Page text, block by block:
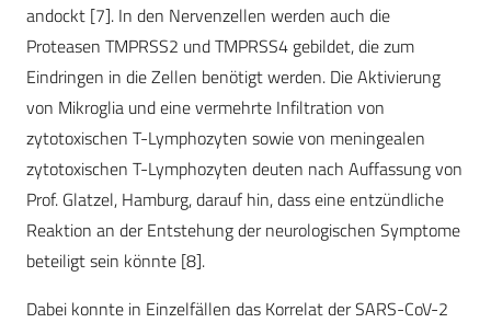
andockt [7]. In den Nervenzellen werden auch die
Proteasen TMPRSS2 und TMPRSS4 gebildet, die zum
Eindringen in die Zellen benötigt werden. Die Aktivierung
von Mikroglia und eine vermehrte Infiltration von
zytotoxischen T-Lymphozyten sowie von meningealen
zytotoxischen T-Lymphozyten deuten nach Auffassung von
Prof. Glatzel, Hamburg, darauf hin, dass eine entzündliche
Reaktion an der Entstehung der neurologischen Symptome
beteiligt sein könnte [8].
Dabei konnte in Einzelfällen das Korrelat der SARS-CoV-2